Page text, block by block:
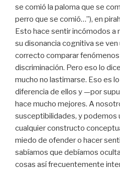
se comió la paloma que se
perro que se comió…”), en
Esto hace sentir incómodos a
su disonancia cognitiva se
correcto comparar
discriminación. Pero eso lo
mucho no lastimarse. Eso es
diferencia de ellos y —por
hace mucho mejores. A
susceptibilidades, y podemos
cualquier constructo
miedo de ofender o hacer
sabíamos que debíamos
cosas así frecuentemente